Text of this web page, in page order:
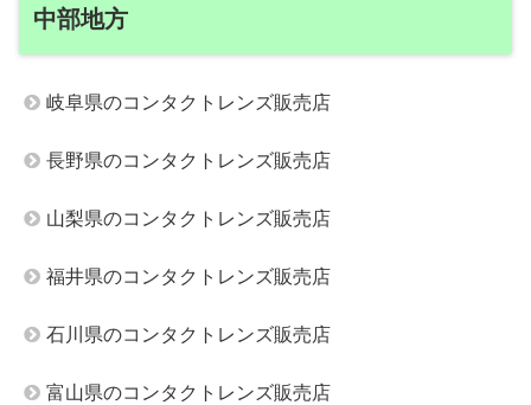
中部地方
岐阜県のコンタクトレンズ販売店
長野県のコンタクトレンズ販売店
山梨県のコンタクトレンズ販売店
福井県のコンタクトレンズ販売店
石川県のコンタクトレンズ販売店
富山県のコンタクトレンズ販売店